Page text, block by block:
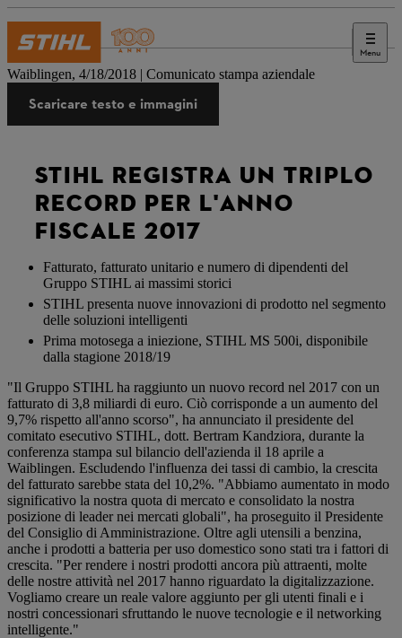
Menu
Stampa
Waiblingen, 4/18/2018 | Comunicato stampa aziendale
Scaricare testo e immagini
STIHL REGISTRA UN TRIPLO
RECORD PER L'ANNO
FISCALE 2017
Fatturato, fatturato unitario e numero di dipendenti del
Gruppo STIHL ai massimi storici
STIHL presenta nuove innovazioni di prodotto nel segmento
delle soluzioni intelligenti
Prima motosega a iniezione, STIHL MS 500i, disponibile
dalla stagione 2018/19
"Il Gruppo STIHL ha raggiunto un nuovo record nel 2017 con un
fatturato di 3,8 miliardi di euro. Ciò corrisponde a un aumento del
9,7% rispetto all'anno scorso", ha annunciato il presidente del
comitato esecutivo STIHL, dott. Bertram Kandziora, durante la
conferenza stampa sul bilancio dell'azienda il 18 aprile a
Waiblingen. Escludendo l'influenza dei tassi di cambio, la crescita
del fatturato sarebbe stata del 10,2%. "Abbiamo aumentato in modo
significativo la nostra quota di mercato e consolidato la nostra
posizione di leader nei mercati globali", ha proseguito il Presidente
del Consiglio di Amministrazione. Oltre agli utensili a benzina,
anche i prodotti a batteria per uso domestico sono stati tra i fattori di
crescita. "Per rendere i nostri prodotti ancora più attraenti, molte
delle nostre attività nel 2017 hanno riguardato la digitalizzazione.
Vogliamo creare un reale valore aggiunto per gli utenti finali e i
nostri concessionari sfruttando le nuove tecnologie e il networking
intelligente."